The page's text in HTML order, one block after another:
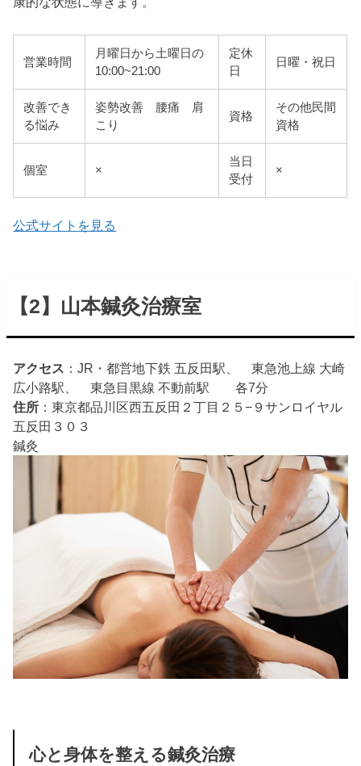
営業時間
月曜日から土曜日の
10:00~21:00
定休
日
日曜・祝日
改善でき
る悩み
姿勢改善 腰痛 肩
こり
資格
その他民間
資格
個室 ×
当日
受付
×
公式サイトを見る
【2】山本鍼灸治療室
アクセス ：JR・都営地下鉄 五反田駅、 東急池上線 大崎
広小路駅、 東急目黒線 不動前駅 各7分
住所 ：東京都品川区西五反田２丁目２５−９サンロイヤル
五反田３０３
鍼灸
心と身体を整える鍼灸治療